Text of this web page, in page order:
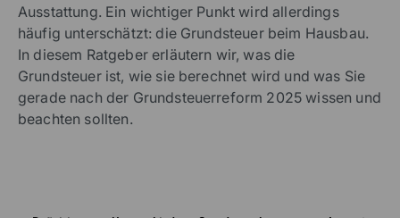
Ausstattung. Ein wichtiger Punkt wird allerdings
häufig unterschätzt: die Grundsteuer beim Hausbau.
In diesem Ratgeber erläutern wir, was die
Grundsteuer ist, wie sie berechnet wird und was Sie
gerade nach der Grundsteuerreform 2025 wissen und
beachten sollten.